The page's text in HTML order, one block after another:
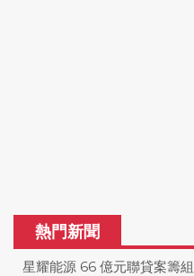
熱門新聞
星耀能源 66 億元聯貸案籌